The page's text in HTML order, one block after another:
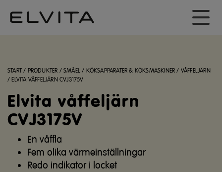
START / PRODUKTER /SMÅEL / KÖKSAPPARATER & KÖKSMASKINER / VÅFFELJÄRN
/ELVITA VÅFFELJÄRN CVJ3175V
Elvita våffeljärn
CVJ3175V
En våffla
Fem olika värmeinställningar
Redo indikator i locket